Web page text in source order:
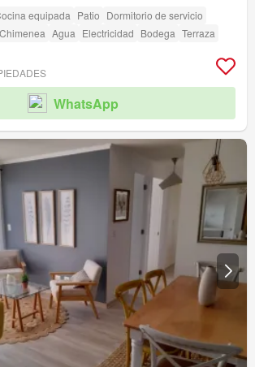
equipada Patio Dormitorio de servicio
Chimenea Agua Electricidad Bodega Terraza
WhatsApp